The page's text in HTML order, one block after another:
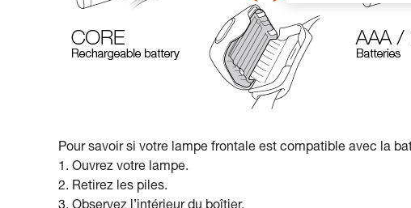
Pour savoir si votre lampe frontale est compatible avec la
1. Ouvrez votre lampe.
2. Retirez les piles.